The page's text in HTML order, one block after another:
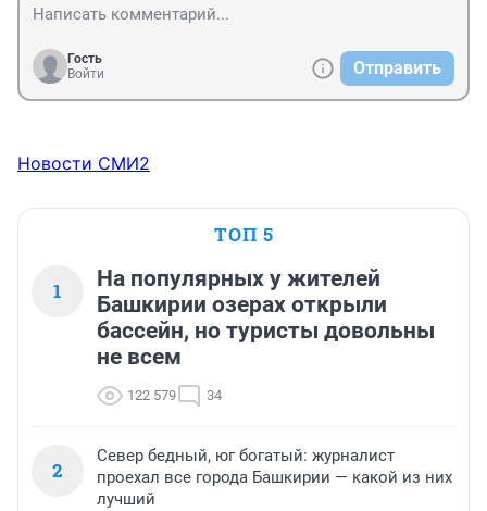
Гость
Войти
Отправить
Новости СМИ2
ТОП 5
1
На популярных у жителей
Башкирии озерах открыли
бассейн, но туристы довольны
не всем
122 579 34
2
Север бедный, юг богатый: журналист
проехал все города Башкирии — какой из них
лучший